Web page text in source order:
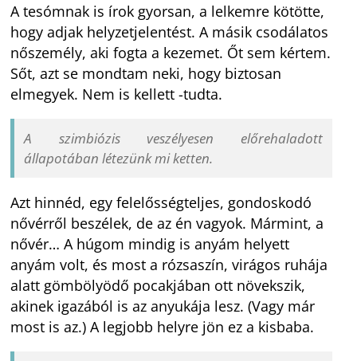
A tesómnak is írok gyorsan, a lelkemre kötötte,
hogy adjak helyzetjelentést. A másik csodálatos
nőszemély, aki fogta a kezemet. Őt sem kértem.
Sőt, azt se mondtam neki, hogy biztosan
elmegyek. Nem is kellett -tudta.
A szimbiózis veszélyesen előrehaladott
állapotában létezünk mi ketten.
Azt hinnéd, egy felelősségteljes, gondoskodó
nővérről beszélek, de az én vagyok. Mármint, a
nővér… A húgom mindig is anyám helyett
anyám volt, és most a rózsaszín, virágos ruhája
alatt gömbölyödő pocakjában ott növekszik,
akinek igazából is az anyukája lesz. (Vagy már
most is az.) A legjobb helyre jön ez a kisbaba.